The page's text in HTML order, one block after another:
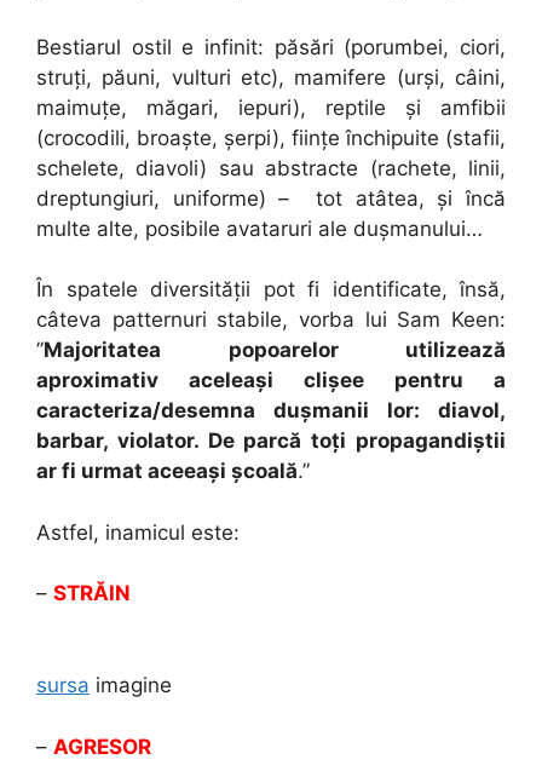
Bestiarul ostil e infinit: păsări (porumbei, ciori,
struți, păuni, vulturi etc), mamifere (urși, câini,
maimuțe, măgari, iepuri), reptile și amfibii
(crocodili, broaște, șerpi), ființe închipuite (stafii,
schelete, diavoli) sau abstracte (rachete, linii,
dreptungiuri, uniforme) – tot atâtea, și încă
multe alte, posibile avataruri ale dușmanului…
În spatele diversității pot fi identificate, însă,
câteva patternuri stabile, vorba lui Sam Keen:
”Majoritatea popoarelor utilizează
aproximativ aceleași clișee pentru a
caracteriza/desemna dușmanii lor: diavol,
barbar, violator. De parcă toți propagandiștii
ar fi urmat aceeași școală.”
Astfel, inamicul este:
– STRĂIN
sursa imagine
– AGRESOR